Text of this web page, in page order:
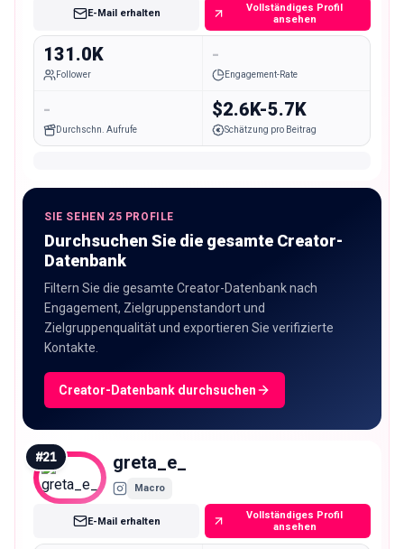
E-Mail erhalten
Vollständiges Profil
ansehen
131.0K
Follower
-
Engagement-Rate
-
Durchschn. Aufrufe
$2.6K-5.7K
Schätzung pro Beitrag
SIE SEHEN 25 PROFILE
Durchsuchen Sie die gesamte Creator-
Datenbank
Filtern Sie die gesamte Creator-Datenbank nach
Engagement, Zielgruppenstandort und
Zielgruppenqualität und exportieren Sie verifizierte
Kontakte.
Creator-Datenbank durchsuchen
#21 greta_e_
Macro
E-Mail erhalten
Vollständiges Profil
ansehen